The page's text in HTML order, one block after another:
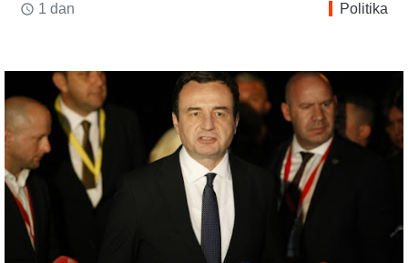
access_time 1 dan Politika